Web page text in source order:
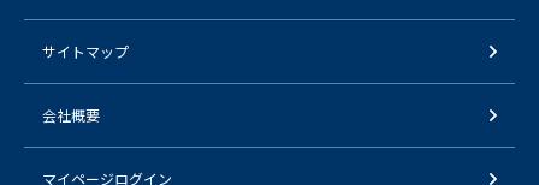
サイトマップ
会社概要
マイページログイン